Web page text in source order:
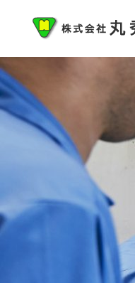
ト
メ
丸